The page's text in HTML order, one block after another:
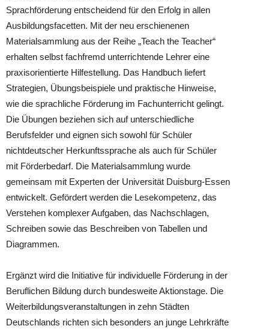
Sprachförderung entscheidend für den Erfolg in allen
Ausbildungsfacetten. Mit der neu erschienenen
Materialsammlung aus der Reihe „Teach the Teacher“
erhalten selbst fachfremd unterrichtende Lehrer eine
praxisorientierte Hilfestellung. Das Handbuch liefert
Strategien, Übungsbeispiele und praktische Hinweise,
wie die sprachliche Förderung im Fachunterricht gelingt.
Die Übungen beziehen sich auf unterschiedliche
Berufsfelder und eignen sich sowohl für Schüler
nichtdeutscher Herkunftssprache als auch für Schüler
mit Förderbedarf. Die Materialsammlung wurde
gemeinsam mit Experten der Universität Duisburg-Essen
entwickelt. Gefördert werden die Lesekompetenz, das
Verstehen komplexer Aufgaben, das Nachschlagen,
Schreiben sowie das Beschreiben von Tabellen und
Diagrammen.
Ergänzt wird die Initiative für individuelle Förderung in der
Beruflichen Bildung durch bundesweite Aktionstage. Die
Weiterbildungsveranstaltungen in zehn Städten
Deutschlands richten sich besonders an junge Lehrkräfte